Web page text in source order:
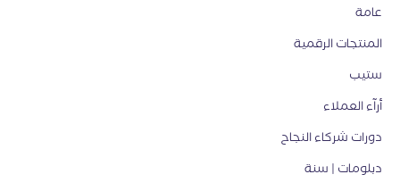
عامة
المنتجات الرقمية
ستيب
أرآء العملاء
دورات شركاء النجاح
دبلومات | سنة